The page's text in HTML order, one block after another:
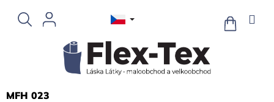
obsah
NÁKUPNÍ
KOŠÍK
MFH 023